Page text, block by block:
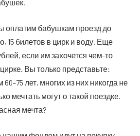
опла­тим бабуш­кам про­езд до
15 биле­тов в цирк и воду. Еще
если им захо­чет­ся чем-то
Вы толь­ко пред­ставь­те:
лет, мно­гих из них нико­гда не
меч­тать могут о такой поезд­ке.
мечта?